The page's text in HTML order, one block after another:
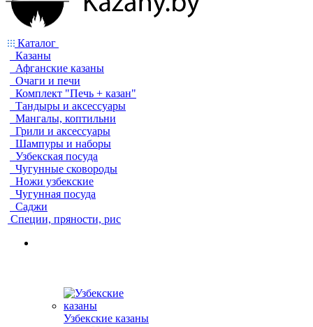
Каталог
Казаны
Афганские казаны
Очаги и печи
Комплект "Печь + казан"
Тандыры и аксессуары
Мангалы, коптильни
Грили и аксессуары
Шампуры и наборы
Узбекская посуда
Чугунные сковороды
Ножи узбекские
Чугунная посуда
Саджи
Специи, пряности, рис
Узбекские казаны